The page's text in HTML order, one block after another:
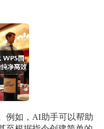
例如，AI助手可以帮助